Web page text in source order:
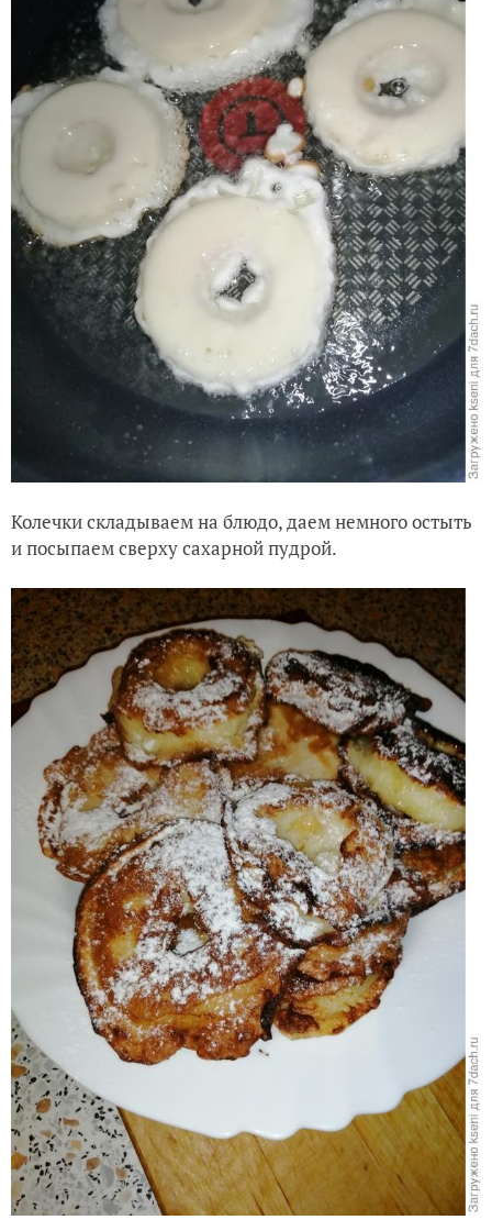
Колечки складываем на блюдо, даем немного остыть
и посыпаем сверху сахарной пудрой.